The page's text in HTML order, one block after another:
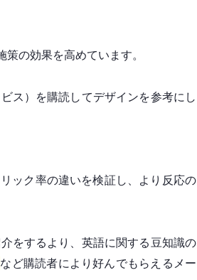
の効果を高めています。
ス）を購読してデザインを参考にし
ック率の違いを検証し、より反応の
をするより、英語に関する豆知識の
など購読者により好んでもらえるメー